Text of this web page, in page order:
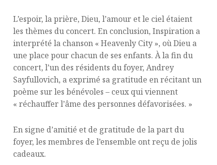
L’espoir, la prière, Dieu, l’amour et le ciel étaient
les thèmes du concert. En conclusion, Inspiration a
interprété la chanson « Heavenly City », où Dieu a
une place pour chacun de ses enfants. À la fin du
concert, l’un des résidents du foyer, Andrey
Sayfullovich, a exprimé sa gratitude en récitant un
poème sur les bénévoles – ceux qui viennent
« réchauffer l’âme des personnes défavorisées. »
En signe d’amitié et de gratitude de la part du
foyer, les membres de l’ensemble ont reçu de jolis
cadeaux.